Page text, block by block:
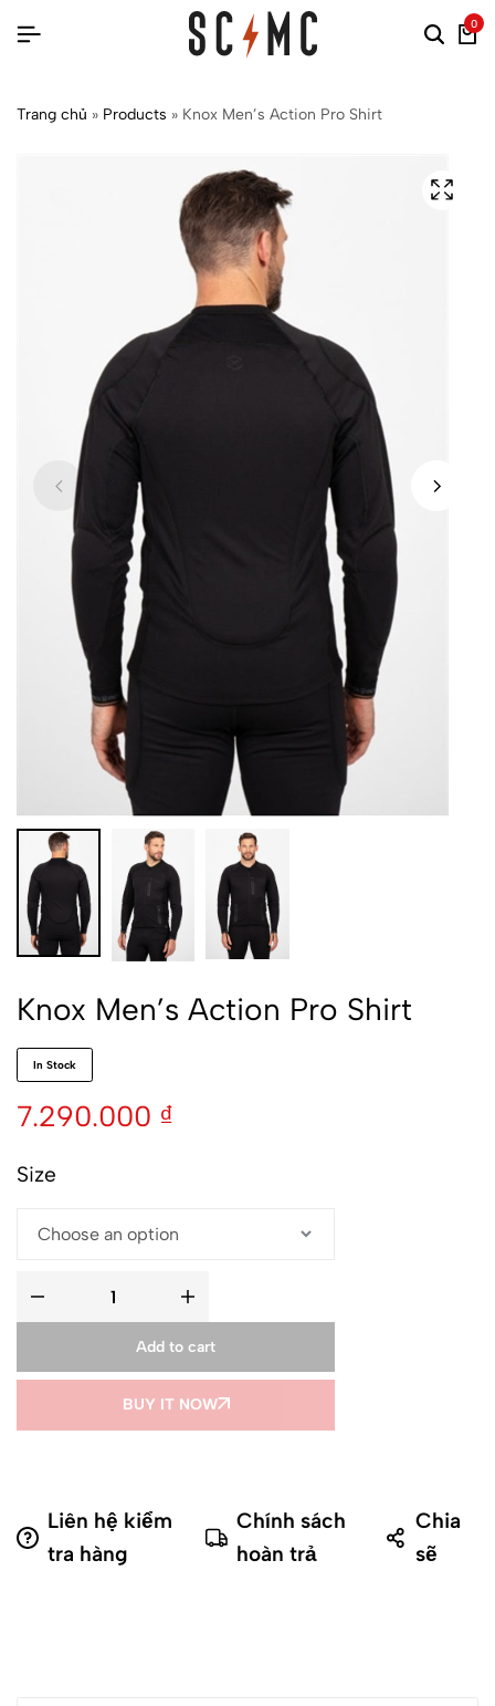
0
Trang chủ » Products » Knox Men’s Action Pro Shirt
Knox Men’s Action Pro Shirt
In Stock
7.290.000 ₫
Size
Add to cart
BUY IT NOW
Liên hệ kiểm
tra hàng
Chính sách
hoàn trả
Chia
sẽ